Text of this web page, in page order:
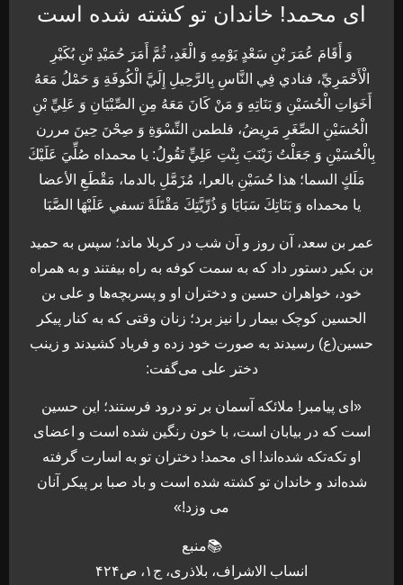
ای محمد! خاندان تو کشته شده است
وَ أَقَامَ عُمَرَ بْنِ سَعْدٍ يَوْمِهِ وَ الْغَدِ، ثُمَّ أَمَرَ حُمَيْدِ بْنِ بُكَيْرِ
الْأَحْمَرِيِّ، فنادي فِي النَّاسِ بِالرَّحِيلِ إِلَيَّ الْكُوفَةِ وَ حَمْلُ مَعَهُ
أَخَوَاتِ الْحُسَيْنِ وَ بَنَاتِهِ وَ مَنْ كَانَ مَعَهُ مِنِ الصِّبْيَانِ وَ عَلِيِّ بْنِ
الْحُسَيْنِ الصِّغَرِ مَرِيضُ، فلطمن النِّسْوَةِ وَ صِحْنَ حِينَ مررن
بِالْحُسَيْنِ وَ جَعَلْتُ زَيْنَبَ بِنْتِ عَلِيٍّ تَقُولُ: يا محمداه صُلِّيَ عَلَيْكَ
مَلَكٍ السما؛ هذا حُسَيْنِ بالعرا، مُزَمَّلِ بالدما، مَقْطَعِ الأعضا
يا محمداه وَ بَنَاتِكَ سَبَايَا وَ ذُرِّيَّتِكَ مَقْتَلَةً تسفي عَلَيْهَا الصَّبَا
عمر بن سعد، آن‌ روز و آن‌ شب در کربلا ماند؛ سپس به حمید
بن بکیر دستور داد كه به سمت کوفه به راه بيفتند و به همراه
خود، خواهران حسين و دختران او و پسربچه‌ها و علی بن
الحسین كوچک بيمار را نيز برد؛ زنان وقتی كه به كنار پيكر
حسين(ع) رسيدند به صورت خود زده و فرياد كشيدند و زینب
دختر علی می‌گفت:
«ای پيامبر! ملائكه آسمان بر تو درود فرستند؛ اين حسين
است كه در بيابان است، با خون رنگين شده است و اعضای
او تكه‌تكه شده‌اند! ای محمد! دختران تو به اسارت گرفته
شده‌اند و خاندان تو كشته شده است و باد صبا بر پيكر آنان
می وزد!»
📚منبع
انساب الاشراف، بلاذری، ج۱، ص۴۲۴